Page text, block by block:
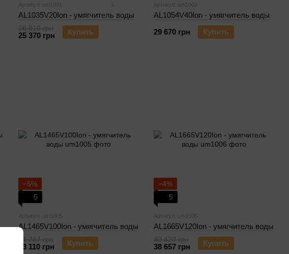
Артикул: um1001
AL1035V20Ion - умягчитель воды
28 810 грн
25 370 грн Купить
Артикул: um1002
AL1054V40Ion - умягчитель воды
29 670 грн
Купить
−5%
5
Артикул: um1005
AL1465V100Ion - умягчитель воды
34 787 грн
33 110 грн Купить
−4%
5
Артикул: um1006
AL1665V120Ion - умягчитель воды
40 420 грн
38 657 грн Купить